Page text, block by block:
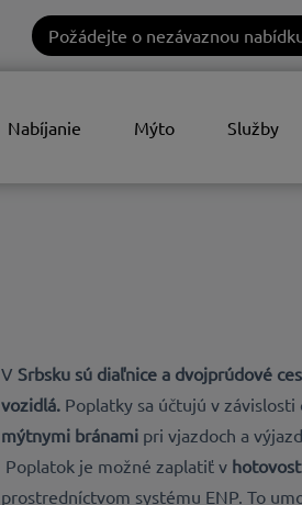
Požádejte o nezávaznou
Nabíjanie Mýto Služby
V Srbsku sú diaľnice a dvojprúdové
vozidlá. Poplatky sa účtujú v závislosti
mýtnymi bránami pri vjazdoch a
Poplatok je možné zaplatiť v
prostredníctvom systému ENP. To